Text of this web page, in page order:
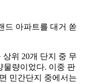
드 아파트를 대거 쏟
위 20개 단지 중 무
물량이었다. 이중 판
민간단지 중에서는